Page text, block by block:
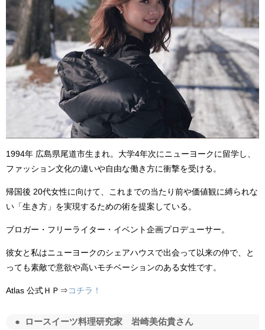
1994年 広島県尾道市生まれ。大学4年次にニューヨークに留学し、
ファッション文化の違いや自由な働き方に衝撃を受ける。
帰国後 20代女性に向けて、これまでの当たり前や価値観に縛られな
い「生き方」を実現するための術を提案している。
ブロガー・フリーライター・イベント企画プロデューサー。
彼女と私はニューヨークのシェアハウスで出会って以来の仲で、と
っても素敵で意欲や高いモチベーションのある女性です。
Atlas 公式ＨＰ⇒ コチラ！
ロースイーツ料理研究家 岩崎美佑貴さん